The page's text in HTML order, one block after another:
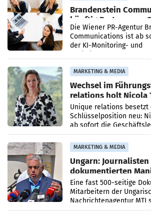
Brandenstein
künftig Partner von
Die Wiener PR-Agentur
Communications ist ab
der KI-Monitoring- und
MARKETING & MEDIA
Wechsel im
relations holt Nicola
Geschäftsleitung
Unique relations besetzt
Schlüsselposition neu:
ab sofort die
PR-Agentur an der Seite
Anna Kalina-Mahr.
MARKETING & MEDIA
Ungarn: Journalisten
dokumentierten
Zensur
Eine fast 500-seitige
Mitarbeitern der
Nachrichtenagentur MTI
systematische